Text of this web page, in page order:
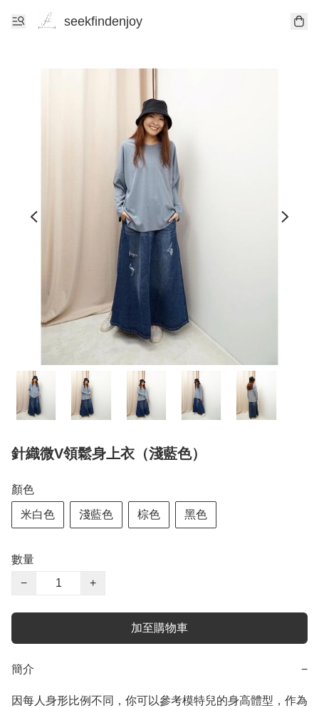
seekfindenjoy
針織微V領鬆身上衣（淺藍色）
顏色
米白色 淺藍色 棕色 黑色
數量
−
+
加至購物車
簡介 −
因每人身形比例不同，你可以參考模特兒的身高體型，作為